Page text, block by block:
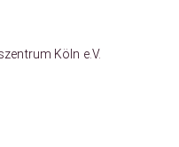
Köln e.V.